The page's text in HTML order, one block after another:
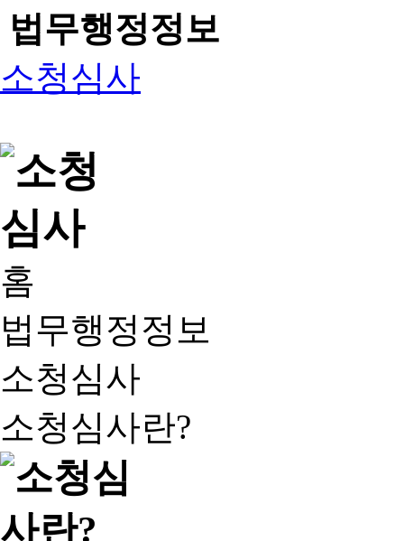
법무행정정보
소청심사
홈
법무행정정보
소청심사
소청심사란?